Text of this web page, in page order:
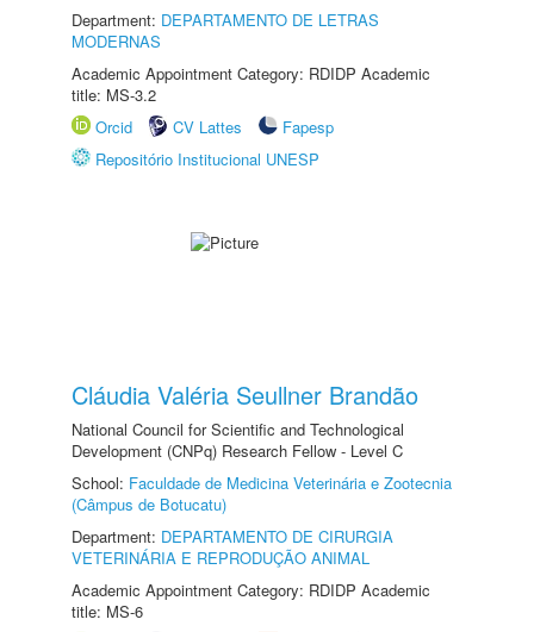
Department: DEPARTAMENTO DE LETRAS
MODERNAS
Academic Appointment Category: RDIDP Academic
title: MS-3.2
Orcid
CV Lattes
Fapesp
Repositório Institucional UNESP
Cláudia Valéria Seullner Brandão
National Council for Scientific and Technological
Development (CNPq) Research Fellow - Level C
School: Faculdade de Medicina Veterinária e Zootecnia
(Câmpus de Botucatu)
Department: DEPARTAMENTO DE CIRURGIA
VETERINÁRIA E REPRODUÇÃO ANIMAL
Academic Appointment Category: RDIDP Academic
title: MS-6